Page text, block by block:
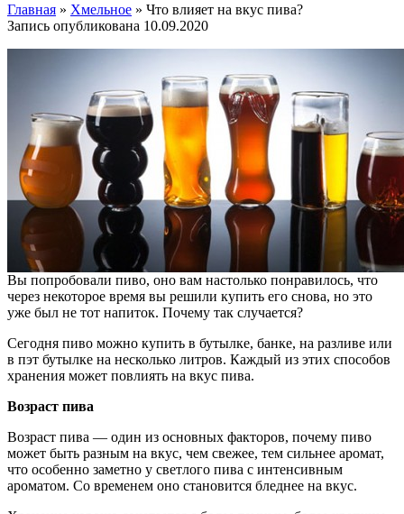
Главная » Хмельное » Что влияет на вкус пива?
Запись опубликована 10.09.2020
Вы попробовали пиво, оно вам настолько понравилось, что
через некоторое время вы решили купить его снова, но это
уже был не тот напиток. Почему так случается?
Сегодня пиво можно купить в бутылке, банке, на разливе или
в пэт бутылке на несколько литров. Каждый из этих способов
хранения может повлиять на вкус пива.
Возраст пива
Возраст пива — один из основных факторов, почему пиво
может быть разным на вкус, чем свежее, тем сильнее аромат,
что особенно заметно у светлого пива с интенсивным
ароматом. Со временем оно становится бледнее на вкус.